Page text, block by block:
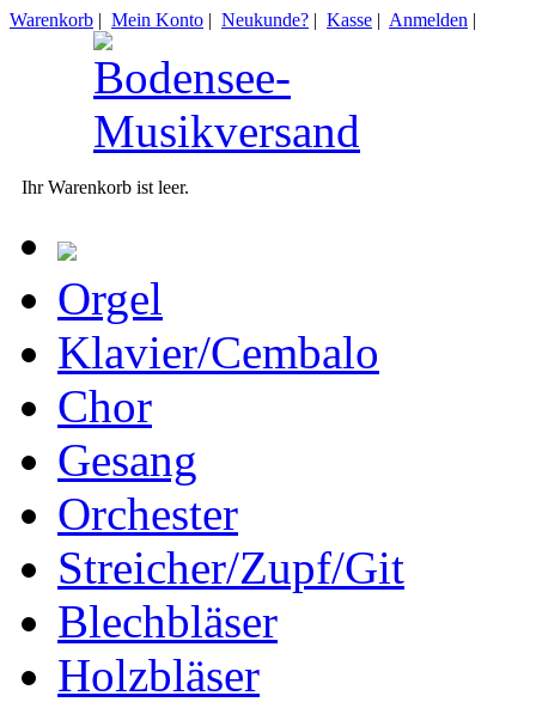
Warenkorb | Mein Konto | Neukunde? | Kasse | Anmelden |
Ihr Warenkorb ist leer.
Orgel
Klavier/Cembalo
Chor
Gesang
Orchester
Streicher/Zupf/Git
Blechbläser
Holzbläser